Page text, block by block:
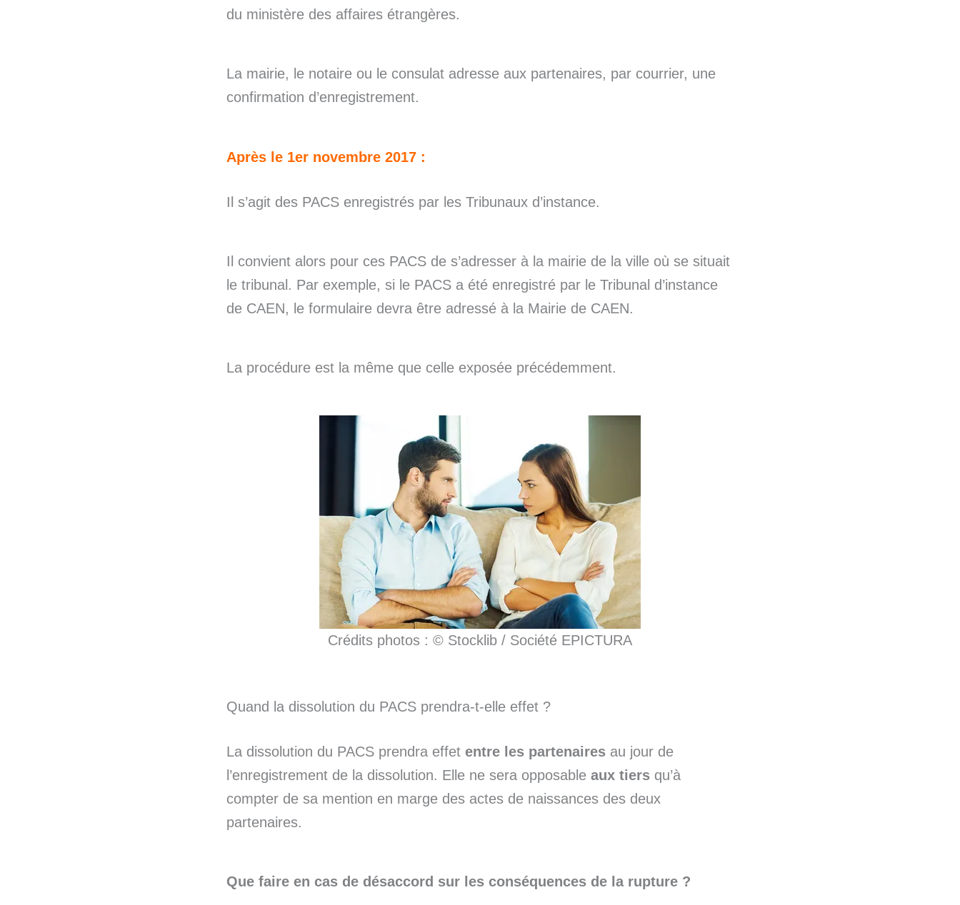
du ministère des affaires étrangères.
La mairie, le notaire ou le consulat adresse aux partenaires, par courrier, une
confirmation d’enregistrement.
Après le 1er novembre 2017 :
Il s’agit des PACS enregistrés par les Tribunaux d’instance.
Il convient alors pour ces PACS de s’adresser à la mairie de la ville où se situait
le tribunal. Par exemple, si le PACS a été enregistré par le Tribunal d’instance
de CAEN, le formulaire devra être adressé à la Mairie de CAEN.
La procédure est la même que celle exposée précédemment.
Crédits photos : © Stocklib / Société EPICTURA
Quand la dissolution du PACS prendra-t-elle effet ?
La dissolution du PACS prendra effet entre les partenaires au jour de
l’enregistrement de la dissolution. Elle ne sera opposable aux tiers qu’à
compter de sa mention en marge des actes de naissances des deux
partenaires.
Que faire en cas de désaccord sur les conséquences de la rupture ?